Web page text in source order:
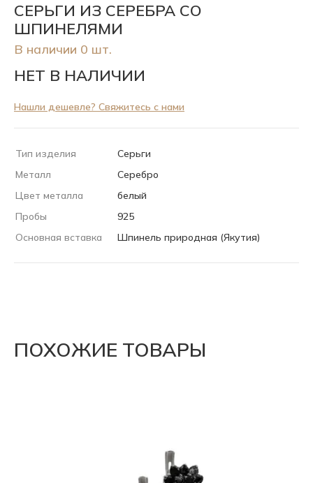
СЕРЬГИ ИЗ СЕРЕБРА СО
ШПИНЕЛЯМИ
В наличии 0 шт.
НЕТ В НАЛИЧИИ
Нашли дешевле? Свяжитесь с нами
Тип изделия
Серьги
Металл
Серебро
Цвет металла
белый
Пробы
925
Основная вставка
Шпинель природная (Якутия)
ПОХОЖИЕ ТОВАРЫ